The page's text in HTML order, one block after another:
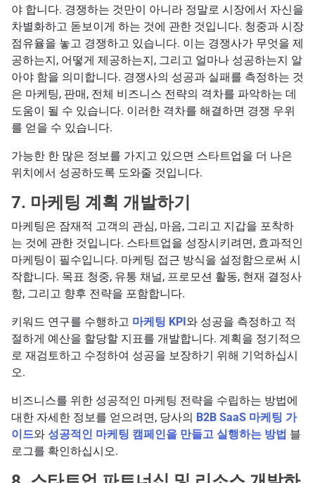
야 합니다. 경쟁하는 것만이 아니라 정말로 시장에서 자신을
차별화하고 돋보이게 하는 것에 관한 것입니다. 청중과 시장
점유율을 놓고 경쟁하고 있습니다. 이는 경쟁사가 무엇을 제
공하는지, 어떻게 제공하는지, 그리고 얼마나 성공하는지 알
아야 함을 의미합니다. 경쟁사의 성공과 실패를 측정하는 것
은 마케팅, 판매, 전체 비즈니스 전략의 격차를 파악하는 데
도움이 될 수 있습니다. 이러한 격차를 해결하면 경쟁 우위
를 얻을 수 있습니다.
가능한 한 많은 정보를 가지고 있으면 스타트업을 더 나은
위치에서 성공하도록 도와줄 것입니다.
7. 마케팅 계획 개발하기
마케팅은 잠재적 고객의 관심, 마음, 그리고 지갑을 포착하
는 것에 관한 것입니다. 스타트업을 성장시키려면, 효과적인
마케팅이 필수입니다. 마케팅 접근 방식을 설정함으로써 시
작합니다. 목표 청중, 유통 채널, 프로모션 활동, 현재 결정사
항, 그리고 향후 전략을 포함합니다.
키워드 연구를 수행하고 마케팅 KPI와 성공을 측정하고 적
절하게 예산을 할당할 지표를 개발합니다. 계획을 정기적으
로 재검토하고 수정하여 성공을 보장하기 위해 기억하십시
오.
비즈니스를 위한 성공적인 마케팅 전략을 수립하는 방법에
대한 자세한 정보를 얻으려면, 당사의 B2B SaaS 마케팅 가
이드와 성공적인 마케팅 캠페인을 만들고 실행하는 방법 블
로그를 확인하십시오.